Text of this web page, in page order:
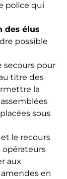
police qui
des élus
possible
secours pour
titre des
la
sous
le recours
opérateurs
aux
en